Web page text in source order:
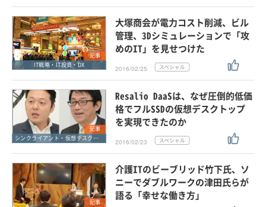
記事
IT戦略・IT投資・DX
大塚商会が電力コスト削減、ビル
管理、3Dシミュレーションで「攻
めのIT」を見せつけた
2016/02/25
記事
シンクライアント・仮想デスクトップ
Resalio DaaSは、なぜ圧倒的低価
格でフルSSDの仮想デスクトップ
を実現できたのか
2016/02/23
記事
介護ITのビーブリッド竹下氏、ソ
ニーでダブルワークの津田氏らが
語る「幸せな働き方」